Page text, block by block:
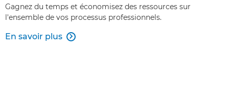
Gagnez du temps et économisez des ressources sur
l'ensemble de vos processus professionnels.
En savoir plus 